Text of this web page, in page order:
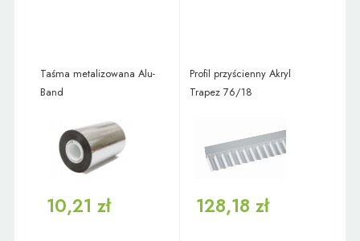
Taśma metalizowana Alu-
Band
10,21 zł
Profil przyścienny Akryl
Trapez 76/18
128,18 zł